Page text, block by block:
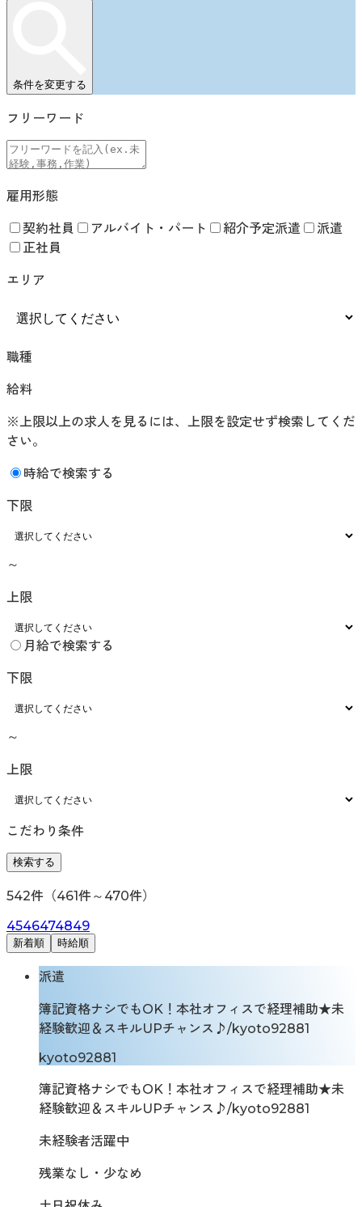
条件を変更する
フリーワード
雇用形態
契約社員 アルバイト・パート 紹介予定派遣
派遣
正社員
エリア
職種
給料
※上限以上の求人を見るには、上限を設定せず検索してくだ
さい。
時給で検索する
下限
～
上限
月給で検索する
下限
～
上限
こだわり条件
検索する
542件（461件～ 470件）
4546474849
新着順 時給順
派遣
簿記資格ナシでもOK！本社オフィスで経理補助★未
経験歓迎＆スキルUPチャンス♪/kyoto92881
kyoto92881
簿記資格ナシでもOK！本社オフィスで経理補助★未
経験歓迎＆スキルUPチャンス♪/kyoto92881
未経験者活躍中
残業なし・少なめ